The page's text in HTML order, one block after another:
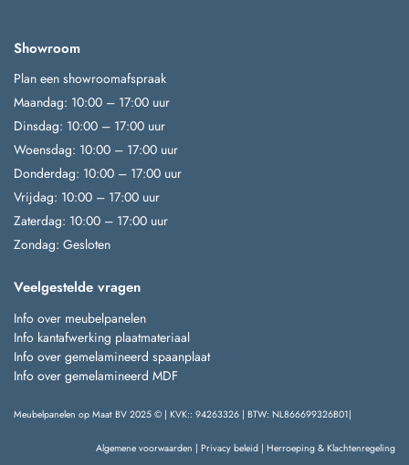
Showroom
Plan een showroomafspraak
Maandag: 10:00 – 17:00 uur
Dinsdag: 10:00 – 17:00 uur
Woensdag: 10:00 – 17:00 uur
Donderdag: 10:00 – 17:00 uur
Vrijdag: 10:00 – 17:00 uur
Zaterdag: 10:00 – 17:00 uur
Zondag: Gesloten
Veelgestelde vragen
Info over meubelpanelen
Info kantafwerking plaatmateriaal
Info over gemelamineerd spaanplaat
Info over gemelamineerd MDF
Meubelpanelen op Maat BV 2025 © | KVK:: 94263326 | BTW: NL866699326B01|
Algemene voorwaarden | Privacy beleid | Herroeping & Klachtenregeling